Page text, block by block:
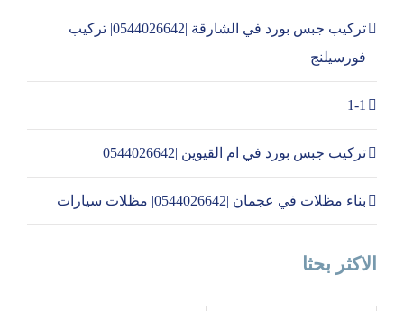
تركيب جبس بورد في الشارقة |0544026642| تركيب
فورسيلنج
1-1
تركيب جبس بورد في ام القيوين |0544026642
بناء مظلات في عجمان |0544026642| مظلات سيارات
الاكثر بحثا